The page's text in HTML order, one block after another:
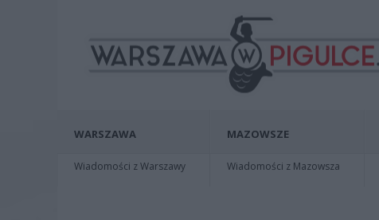
WARSZAWA
Wiadomości z Warszawy
MAZOWSZE
Wiadomości z Mazowsza